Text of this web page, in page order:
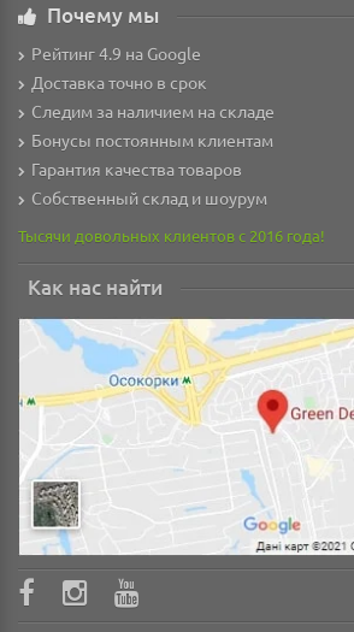
Почему мы
Рейтинг 4.9 на Google
Доставка точно в срок
Следим за наличием на складе
Бонусы постоянным клиентам
Гарантия качества товаров
Собственный склад и шоурум
Тысячи довольных клиентов с 2016 года!
Как нас найти